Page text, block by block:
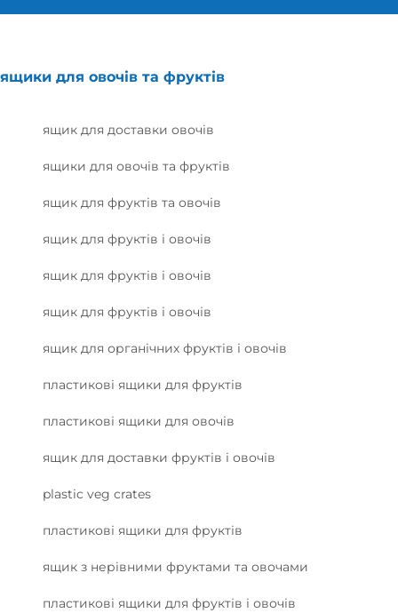
ящики для овочів та фруктів
ящик для доставки овочів
ящики для овочів та фруктів
ящик для фруктів та овочів
ящик для фруктів і овочів
ящик для фруктів і овочів
ящик для фруктів і овочів
ящик для органічних фруктів і овочів
пластикові ящики для фруктів
пластикові ящики для овочів
ящик для доставки фруктів і овочів
plastic veg crates
пластикові ящики для фруктів
ящик з нерівними фруктами та овочами
пластикові ящики для фруктів і овочів